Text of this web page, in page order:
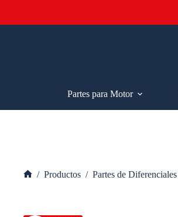
contenido
Partes para Motor
/ Productos / Partes de